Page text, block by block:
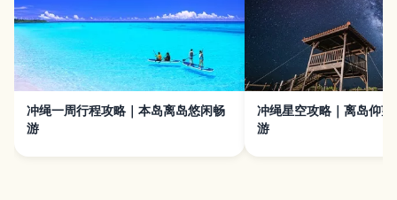
冲绳一周行程攻略｜本岛离岛悠闲畅
游
冲绳星空攻略｜离岛仰望
游